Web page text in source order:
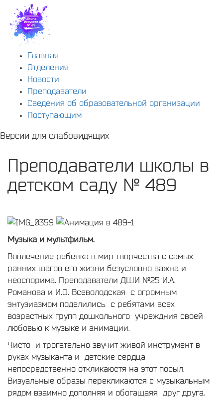
Главная
Отделения
Новости
Преподаватели
Сведения об образовательной организации
Поступающим
Версии для слабовидящих
Преподаватели школы в
детском саду № 489
Музыка и мультфильм.
Вовлечение ребенка в мир творчества с самых
ранних шагов его жизни безусловно важна и
неоспорима. Преподаватели ДШИ №25 И.А.
Романова и И.О. Всеволодская с огромным
энтузиазмом поделились с ребятами всех
возрастных групп дошкольного учреждния своей
любовью к музыке и анимации.
Чисто и трогательно звучит живой инструмент в
руках музыканта и детские сердца
непосредственно откликаюстя на этот посыл.
Визуальные образы перекликаются с музыкальным
рядом взаимно дополняя и обогащаяя друг друга.